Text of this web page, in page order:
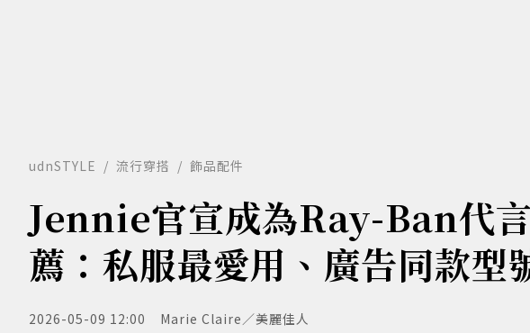
udnSTYLE 流行穿搭 飾品配件
Jennie官宣成為Ray-Ban代
薦：私服最愛用、廣告同款型
2026-05-09 12:00 Marie Claire／美麗佳人